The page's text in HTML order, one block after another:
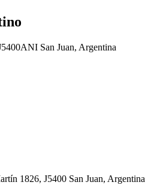
San Juan, Argentina
1826, J5400 San Juan, Argentina